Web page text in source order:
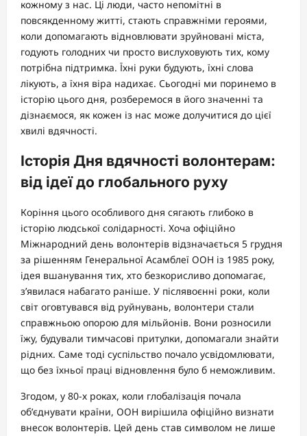
кожному з нас. Ці люди, часто непомітні в
повсякденному житті, стають справжніми героями,
коли допомагають відновлювати зруйновані міста,
годують голодних чи просто вислуховують тих, кому
потрібна підтримка. Їхні руки будують, їхні слова
лікують, а їхня віра надихає. Сьогодні ми поринемо в
історію цього дня, розберемося в його значенні та
дізнаємося, як кожен із нас може долучитися до цієї
хвилі вдячності.
Історія Дня вдячності волонтерам:
від ідеї до глобального руху
Коріння цього особливого дня сягають глибоко в
історію людської солідарності. Хоча офіційно
Міжнародний день волонтерів відзначається 5 грудня
за рішенням Генеральної Асамблеї ООН із 1985 року,
ідея вшанування тих, хто безкорисливо допомагає,
з’явилася набагато раніше. У післявоєнні роки, коли
світ оговтувався від руйнувань, волонтери стали
справжньою опорою для мільйонів. Вони розносили
їжу, будували тимчасові притулки, допомагали знайти
рідних. Саме тоді суспільство почало усвідомлювати,
що без їхньої праці відновлення було б неможливим.
Згодом, у 80-х роках, коли глобалізація почала
об’єднувати країни, ООН вирішила офіційно визнати
внесок волонтерів. Цей день став символом не лише